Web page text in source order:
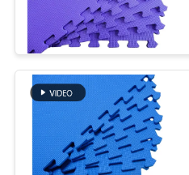
เรา
ทัวร์
โรงงาน